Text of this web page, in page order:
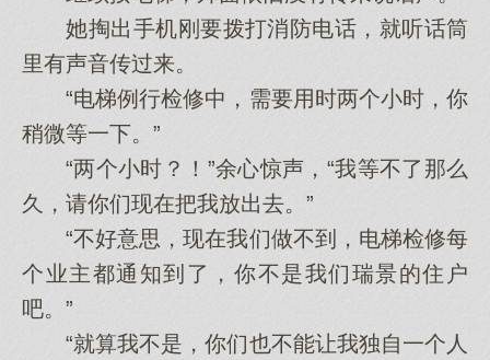
她掏出手机刚要拨打消防电话，就听话筒
里有声音传过来。
“电梯例行检修中，需要用时两个小时，你
稍微等一下。”
“两个小时？！”余心惊声，“我等不了那么
久，请你们现在把我放出去。”
“不好意思，现在我们做不到，电梯检修每
个业主都通知到了，你不是我们瑞景的住户
吧。”
“就算我不是，你们也不能让我独自一个人